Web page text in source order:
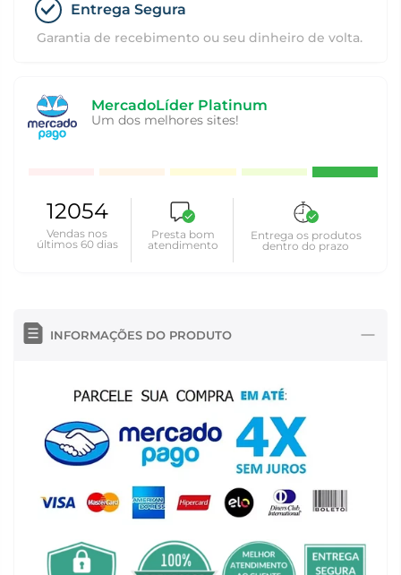
Entrega Segura
Garantia de recebimento ou seu dinheiro de volta.
MercadoLíder Platinum
Um dos melhores sites!
12054
Vendas nos
últimos 60 dias
Presta bom
atendimento
Entrega os produtos
dentro do prazo
INFORMAÇÕES DO PRODUTO